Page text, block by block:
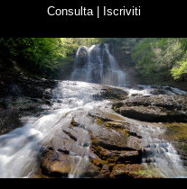
Consulta | Iscriviti